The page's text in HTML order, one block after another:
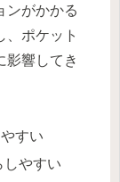
ンがかかる
、ポケット
影響してき
すい
しやすい